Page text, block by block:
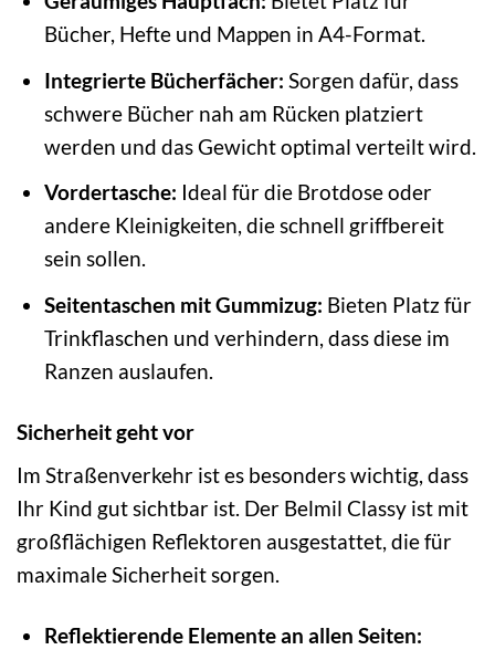
Bücher, Hefte und Mappen in A4-Format.
Integrierte Bücherfächer: Sorgen dafür, dass
schwere Bücher nah am Rücken platziert
werden und das Gewicht optimal verteilt wird.
Vordertasche: Ideal für die Brotdose oder
andere Kleinigkeiten, die schnell griffbereit
sein sollen.
Seitentaschen mit Gummizug: Bieten Platz für
Trinkflaschen und verhindern, dass diese im
Ranzen auslaufen.
Sicherheit geht vor
Im Straßenverkehr ist es besonders wichtig, dass
Ihr Kind gut sichtbar ist. Der Belmil Classy ist mit
großflächigen Reflektoren ausgestattet, die für
maximale Sicherheit sorgen.
Reflektierende Elemente an allen Seiten: